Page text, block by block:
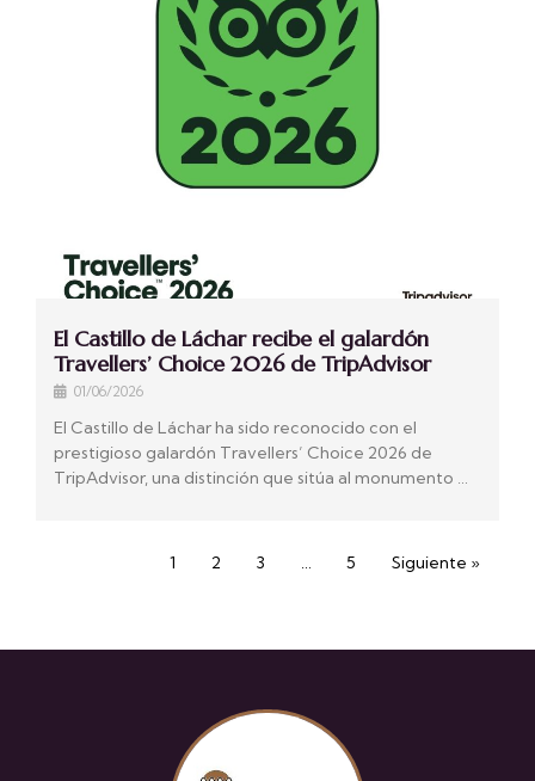
El Castillo de Láchar recibe el galardón
Travellers’ Choice 2026 de TripAdvisor
01/06/2026
El Castillo de Láchar ha sido reconocido con el
prestigioso galardón Travellers’ Choice 2026 de
TripAdvisor, una distinción que sitúa al monumento …
1 2 3 … 5 Siguiente »